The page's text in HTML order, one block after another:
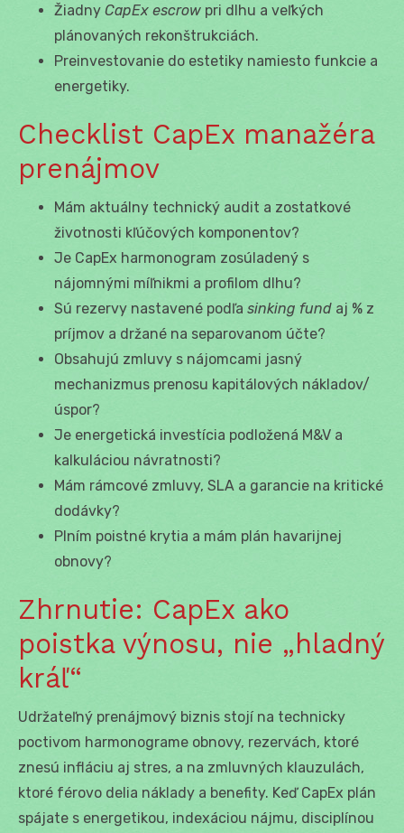
Žiadny CapEx escrow pri dlhu a veľkých
plánovaných rekonštrukciách.
Preinvestovanie do estetiky namiesto funkcie a
energetiky.
Checklist CapEx manažéra
prenájmov
Mám aktuálny technický audit a zostatkové
životnosti kľúčových komponentov?
Je CapEx harmonogram zosúladený s
nájomnými míľnikmi a profilom dlhu?
Sú rezervy nastavené podľa sinking fund aj % z
príjmov a držané na separovanom účte?
Obsahujú zmluvy s nájomcami jasný
mechanizmus prenosu kapitálových nákladov/
úspor?
Je energetická investícia podložená M&V a
kalkuláciou návratnosti?
Mám rámcové zmluvy, SLA a garancie na kritické
dodávky?
Plním poistné krytia a mám plán havarijnej
obnovy?
Zhrnutie: CapEx ako
poistka výnosu, nie „hladný
kráľ“
Udržateľný prenájmový biznis stojí na technicky
poctivom harmonograme obnovy, rezervách, ktoré
znesú infláciu aj stres, a na zmluvných klauzulách,
ktoré férovo delia náklady a benefity. Keď CapEx plán
spájate s energetikou, indexáciou nájmu, disciplínou